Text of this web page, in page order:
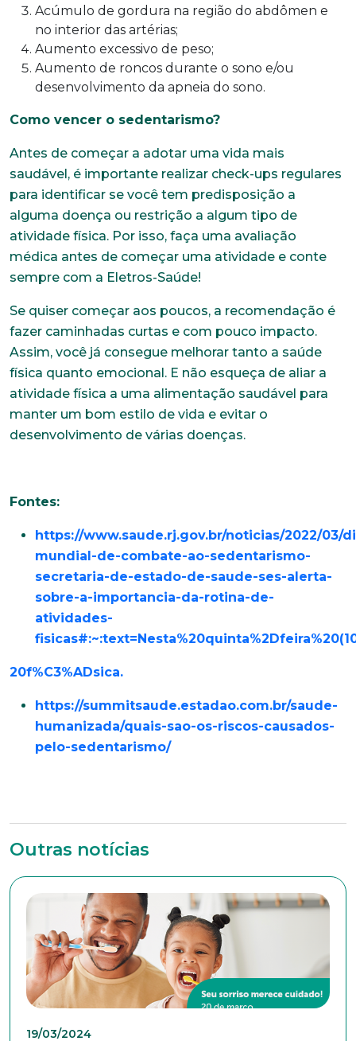
Acúmulo de gordura na região do abdômen e
no interior das artérias;
Aumento excessivo de peso;
Aumento de roncos durante o sono e/ou
desenvolvimento da apneia do sono.
Como vencer o sedentarismo?
Antes de começar a adotar uma vida mais
saudável, é importante realizar check-ups regulares
para identificar se você tem predisposição a
alguma doença ou restrição a algum tipo de
atividade física. Por isso, faça uma avaliação
médica antes de começar uma atividade e conte
sempre com a Eletros-Saúde!
Se quiser começar aos poucos, a recomendação é
fazer caminhadas curtas e com pouco impacto.
Assim, você já consegue melhorar tanto a saúde
física quanto emocional. E não esqueça de aliar a
atividade física a uma alimentação saudável para
manter um bom estilo de vida e evitar o
desenvolvimento de várias doenças.
Fontes:
https://www.saude.rj.gov.br/noticias/2022/03/
mundial-de-combate-ao-sedentarismo-
secretaria-de-estado-de-saude-ses-alerta-
sobre-a-importancia-da-rotina-de-
atividades-
fisicas#:~:text=Nesta%20quinta%2Dfeira%20
20f%C3%ADsica.
https://summitsaude.estadao.com.br/saude-
humanizada/quais-sao-os-riscos-causados-
pelo-sedentarismo/
Outras notícias
19/03/2024
Trabalhe conosco
Faça parte de uma instituição sólida, ética e
colaboradores. Preencha todos os dados abaixo e
anexe seu currículo.
Telefone
Endereço